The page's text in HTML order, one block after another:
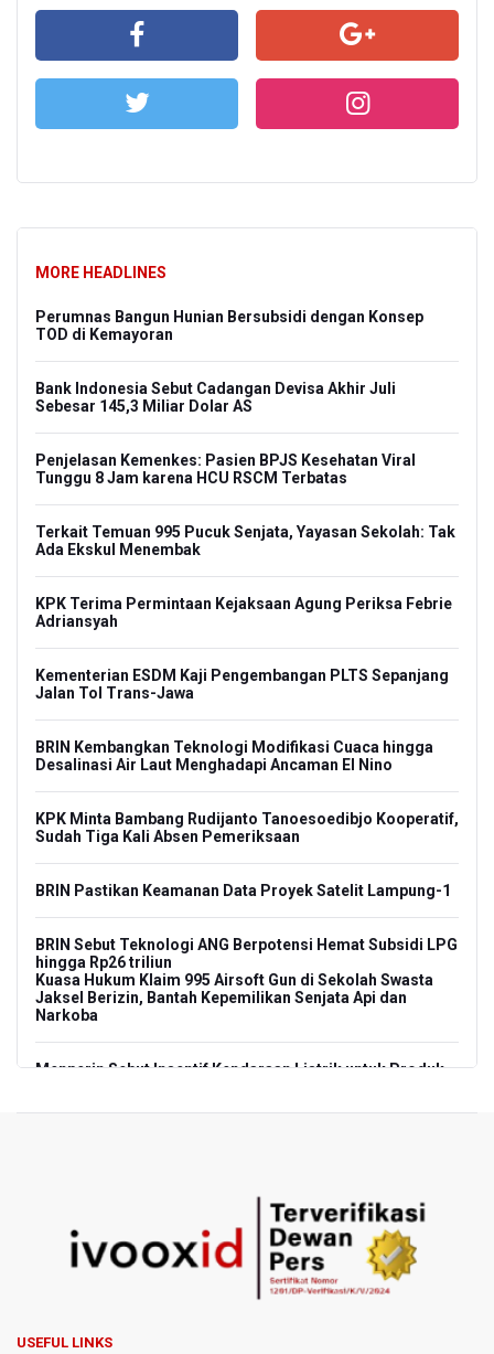
MORE HEADLINES
Perumnas Bangun Hunian Bersubsidi dengan Konsep
TOD di Kemayoran
Bank Indonesia Sebut Cadangan Devisa Akhir Juli
Sebesar 145,3 Miliar Dolar AS
Penjelasan Kemenkes: Pasien BPJS Kesehatan Viral
Tunggu 8 Jam karena HCU RSCM Terbatas
Terkait Temuan 995 Pucuk Senjata, Yayasan Sekolah: Tak
Ada Ekskul Menembak
KPK Terima Permintaan Kejaksaan Agung Periksa Febrie
Adriansyah
Kementerian ESDM Kaji Pengembangan PLTS Sepanjang
Jalan Tol Trans-Jawa
BRIN Kembangkan Teknologi Modifikasi Cuaca hingga
Desalinasi Air Laut Menghadapi Ancaman El Nino
KPK Minta Bambang Rudijanto Tanoesoedibjo Kooperatif,
Sudah Tiga Kali Absen Pemeriksaan
BRIN Pastikan Keamanan Data Proyek Satelit Lampung-1
BRIN Sebut Teknologi ANG Berpotensi Hemat Subsidi LPG
hingga Rp26 triliun
Kuasa Hukum Klaim 995 Airsoft Gun di Sekolah Swasta
Jaksel Berizin, Bantah Kepemilikan Senjata Api dan
Narkoba
Menperin Sebut Insentif Kendaraan Listrik untuk Produk
Persebaya Juara Piala Presiden 2026, Menang Adu Pinalti
Dari Literasi Teks ke Literasi Multimodal
Islam, Dapat Diunduh Gratis
USEFUL LINKS